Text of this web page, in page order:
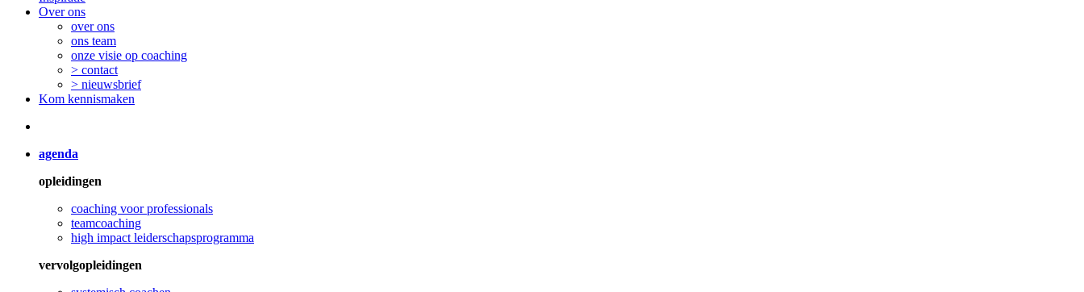
Over ons
over ons
ons team
onze visie op coaching
> contact
> nieuwsbrief
Kom kennismaken
agenda
opleidingen
coaching voor professionals
teamcoaching
high impact leiderschapsprogramma
vervolgopleidingen